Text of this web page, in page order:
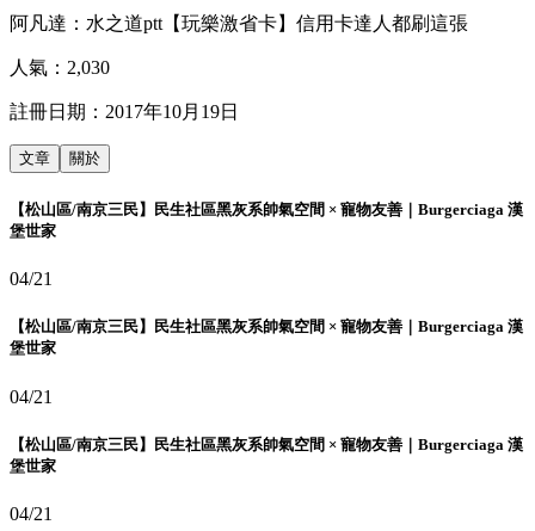
阿凡達：水之道ptt【玩樂激省卡】信用卡達人都刷這張
人氣： 2,030
註冊日期： 2017年10月19日
文章 關於
【松山區/南京三民】民生社區黑灰系帥氣空間 × 寵物友善｜Burgerciaga 漢
堡世家
04/21
【松山區/南京三民】民生社區黑灰系帥氣空間 × 寵物友善｜Burgerciaga 漢
堡世家
04/21
【松山區/南京三民】民生社區黑灰系帥氣空間 × 寵物友善｜Burgerciaga 漢
堡世家
04/21